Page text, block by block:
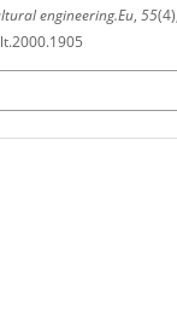
engineering.Eu, 55